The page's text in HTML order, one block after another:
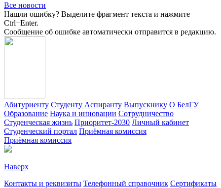
Все новости
Нашли ошибку? Выделите фрагмент текста и нажмите
Ctrl+Enter.
Сообщение об ошибке автоматически отправится в редакцию.
Абитуриенту Студенту Аспиранту Выпускнику О БелГУ
Образование Наука и инновации Сотрудничество
Студенческая жизнь Приоритет-2030 Личный кабинет
Студенческий портал Приёмная комиссия
Приёмная комиссия
Наверх
Контакты и реквизиты Телефонный справочник Сертификаты